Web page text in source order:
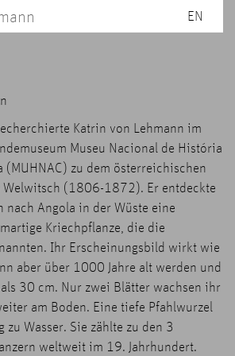
EN
Katrin von Lehmann im
Museu Nacional de História
(MUHNAC) zu dem österreichischen
(1806-1872). Er entdeckte
Angola in der Wüste eine
Kriechpflanze, die die
Ihr Erscheinungsbild wirkt wie
aber über 1000 Jahre alt werden und
30 cm. Nur zwei Blätter wachsen ihr
am Boden. Eine tiefe Pfahlwurzel
zu Wasser. Sie zählte zu den 3
weltweit im 19. Jahrhundert.